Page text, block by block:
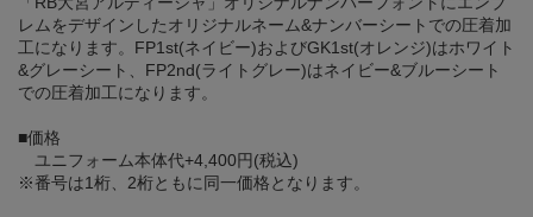
レムをデザインしたオリジナルネーム&ナンバーシートでの圧着加
工になります。FP1st(ネイビー)およびGK1st(オレンジ)はホワイト
&グレーシート、FP2nd(ライトグレー)はネイビー&ブルーシート
での圧着加工になります。
■価格
ユニフォーム本体代+4,400円(税込)
※番号は1桁、2桁ともに同一価格となります。